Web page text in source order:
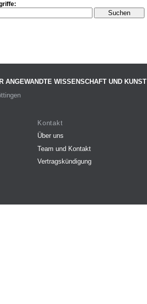
ANGEWANDTE WISSENSCHAFT UND KUNST
Kontakt
Über uns
Team und Kontakt
Vertragskündigung